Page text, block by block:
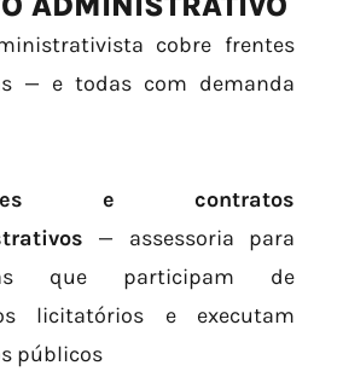
cobre frentes
— e todas com demanda
e contratos
— assessoria para
que participam de
licitatórios e executam
públicos